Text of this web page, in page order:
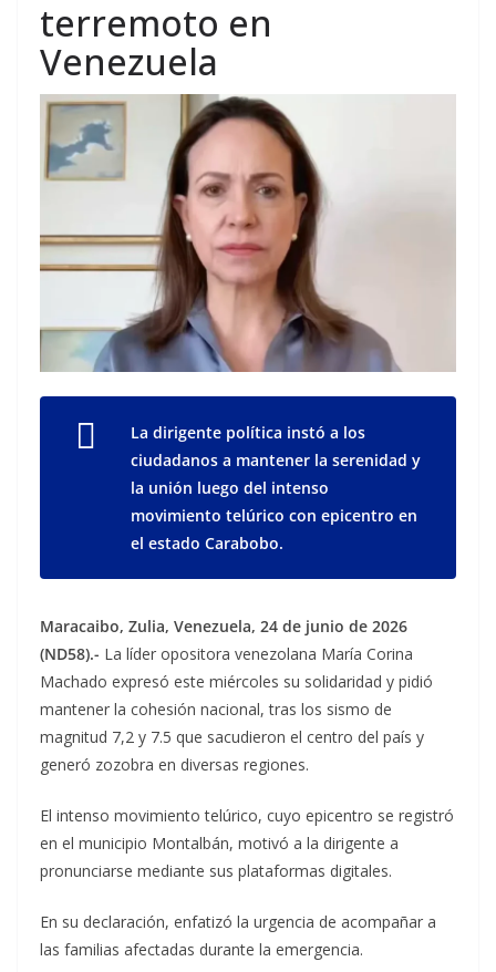
terremoto en
Venezuela
La dirigente política instó a los
ciudadanos a mantener la serenidad y
la unión luego del intenso
movimiento telúrico con epicentro en
el estado Carabobo.
Maracaibo, Zulia, Venezuela, 24 de junio de 2026
(ND58).- La líder opositora venezolana María Corina
Machado expresó este miércoles su solidaridad y pidió
mantener la cohesión nacional, tras los sismo de
magnitud 7,2 y 7.5 que sacudieron el centro del país y
generó zozobra en diversas regiones.
El intenso movimiento telúrico, cuyo epicentro se registró
en el municipio Montalbán, motivó a la dirigente a
pronunciarse mediante sus plataformas digitales.
En su declaración, enfatizó la urgencia de acompañar a
las familias afectadas durante la emergencia.